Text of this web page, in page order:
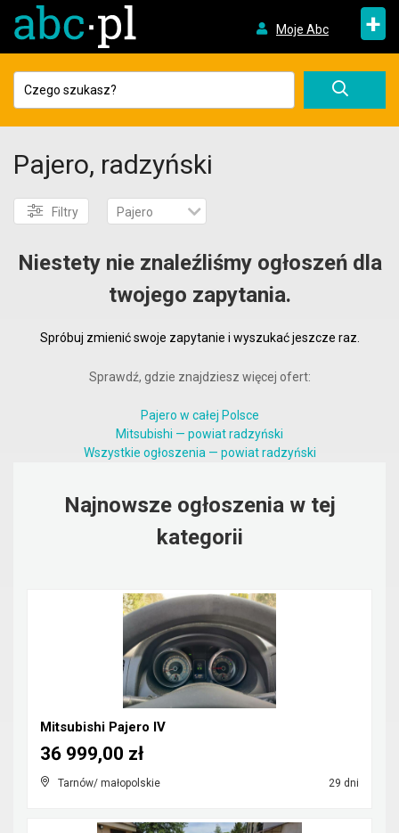
Moje Abc +
Pajero, radzyński
Filtry Pajero
Niestety nie znaleźliśmy ogłoszeń dla
twojego zapytania.
Spróbuj zmienić swoje zapytanie i wyszukać jeszcze raz.
Sprawdź, gdzie znajdziesz więcej ofert:
Pajero w całej Polsce
Mitsubishi — powiat radzyński
Wszystkie ogłoszenia — powiat radzyński
Najnowsze ogłoszenia w tej
kategorii
Mitsubishi Pajero IV
Tarnów/ małopolskie 29 dni
36 999,00 zł